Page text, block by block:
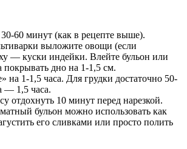
60 минут (как в рецепте выше).
выложите овощи (если
— куски индейки. Влейте бульон или
дно на 1-1,5 см.
на 1-1,5 часа. Для грудки достаточно 50-
— 1,5 часа.
отдохнуть 10 минут перед нарезкой.
бульон можно использовать как
его сливками или просто полить